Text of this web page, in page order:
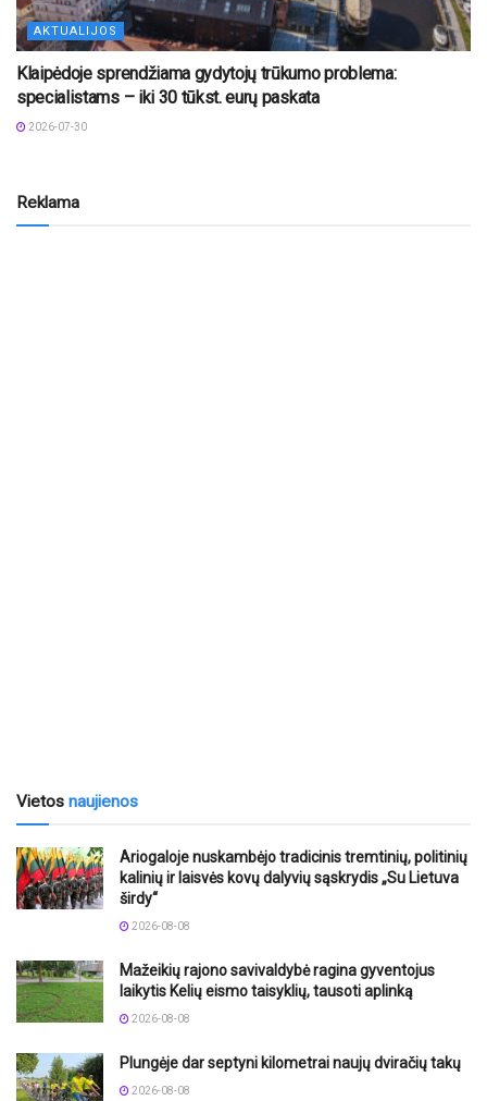
AKTUALIJOS
Klaipėdoje sprendžiama gydytojų trūkumo problema:
specialistams – iki 30 tūkst. eurų paskata
2026-07-30
Reklama
Vietos naujienos
Ariogaloje nuskambėjo tradicinis tremtinių, politinių
kalinių ir laisvės kovų dalyvių sąskrydis „Su Lietuva
širdy“
2026-08-08
Mažeikių rajono savivaldybė ragina gyventojus
laikytis Kelių eismo taisyklių, tausoti aplinką
2026-08-08
Plungėje dar septyni kilometrai naujų dviračių takų
2026-08-08